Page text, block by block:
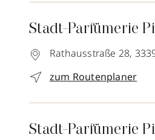
Stadt-Parfümerie
Rathausstraße 28,
zum Routenplaner
Stadt-Parfümerie